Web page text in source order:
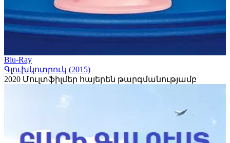
Blu-Ray
Գլուխկոտրուկ (2015)
2020 Մուլտֆիլմեր հայերեն թարգմանությամբ